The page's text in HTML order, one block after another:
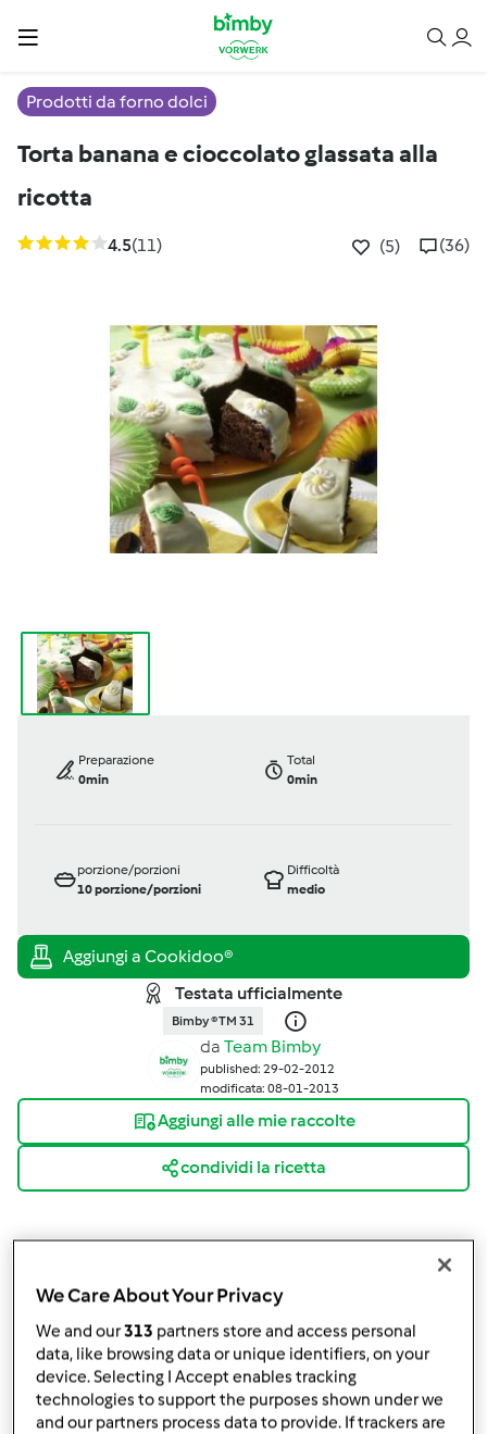
Prodotti da forno dolci
Torta banana e cioccolato glassata alla
ricotta
4.5(11) (5) (36)
Preparazione
0min
Total
0min
porzione/porzioni
10porzione/porzioni
Difficoltà
medio
Testata ufficialmente
Bimby ® TM 31
da Team Bimby
published: 29-02-2012
modificata: 08-01-2013
Aggiungi alle mie raccolte
condividi la ricetta
Ingredienti
Per l'impasto:
200gdi burro
170gdi zucchero
We Care About Your Privacy
We and our313 partners store and access personal
data, like browsing data or unique identifiers, on your
device. Selecting I Accept enables tracking
technologies to support the purposes shown under we
and our partners process data to provide. If trackers are